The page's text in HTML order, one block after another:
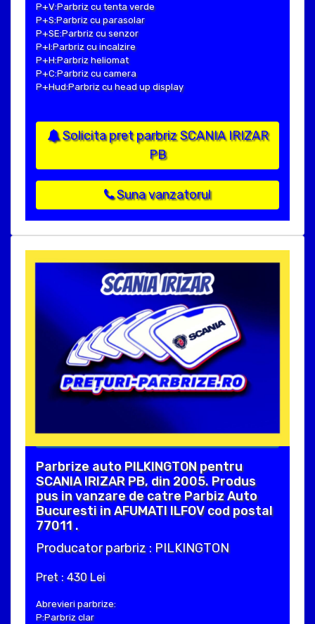
P+V:Parbriz cu tenta verde
P+S:Parbriz cu parasolar
P+SE:Parbriz cu senzor
P+I:Parbriz cu incalzire
P+H:Parbriz heliomat
P+C:Parbriz cu camera
P+Hud:Parbriz cu head up display
Solicita pret parbriz SCANIA IRIZAR
PB
Suna vanzatorul
Parbrize auto PILKINGTON pentru
SCANIA IRIZAR PB, din 2005. Produs
pus in vanzare de catre Parbiz Auto
Bucuresti in AFUMATI ILFOV cod postal
77011 .
Producator parbriz : PILKINGTON
Pret : 430 Lei
Abrevieri parbrize:
P:Parbriz clar